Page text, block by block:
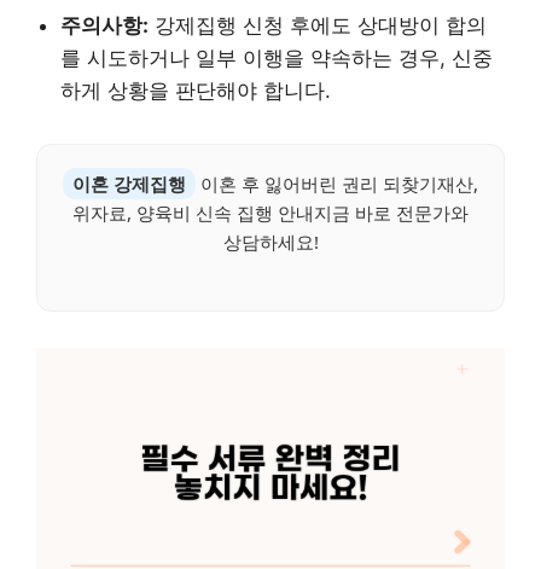
주의사항: 강제집행 신청 후에도 상대방이 합의
를 시도하거나 일부 이행을 약속하는 경우, 신중
하게 상황을 판단해야 합니다.
이혼 강제집행
이혼 후 잃어버린 권리 되찾기재산,
위자료, 양육비 신속 집행 안내지금 바로 전문가와
상담하세요!